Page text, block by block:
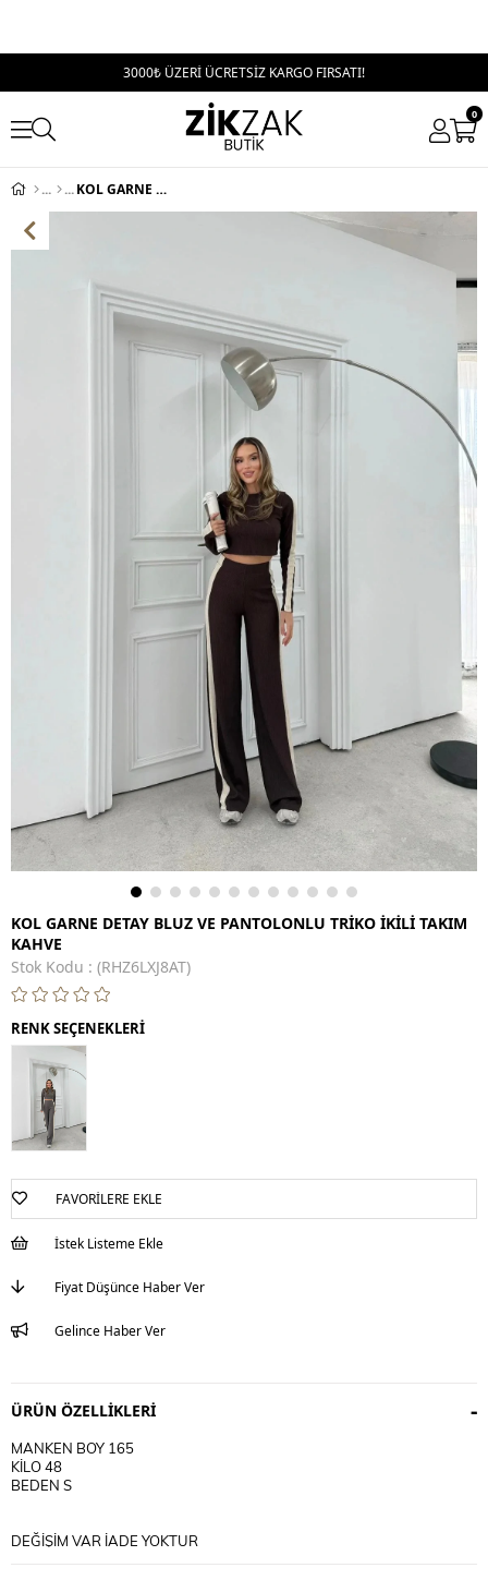
3000₺ ÜZERİ ÜCRETSİZ KARGO FIRSATI!
0
KOL GARNE DETAY BLUZ VE PANTOLONLU TRİKO İKİLİ TAKIM KAHVE
KOL GARNE DETAY BLUZ VE PANTOLONLU TRİKO İKİLİ TAKIM
KAHVE
Stok Kodu
(RHZ6LXJ8AT)
RENK SEÇENEKLERİ
FAVORILERE EKLE
İstek Listeme Ekle
Fiyat Düşünce Haber Ver
Gelince Haber Ver
ÜRÜN ÖZELLIKLERI
MANKEN BOY 165
KİLO 48
BEDEN S
DEĞİŞİM VAR İADE YOKTUR